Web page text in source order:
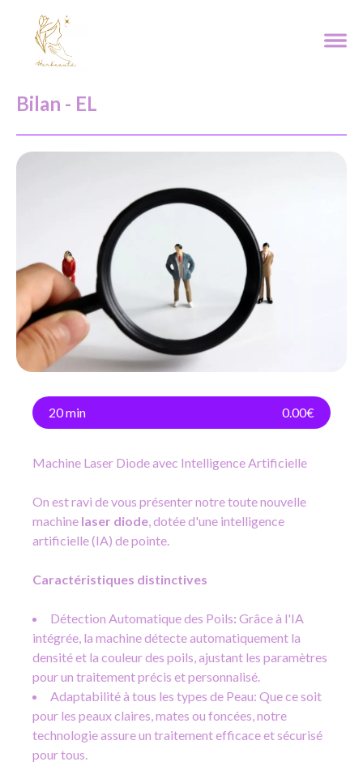
Bilan - EL
20 min 0.00€
Machine Laser Diode avec Intelligence Artificielle
On est ravi de vous présenter notre toute nouvelle
machine laser diode, dotée d'une intelligence
artificielle (IA) de pointe.
Caractéristiques distinctives
Détection Automatique des Poils: Grâce à l'IA
intégrée, la machine détecte automatiquement la
densité et la couleur des poils, ajustant les paramètres
pour un traitement précis et personnalisé.
Adaptabilité à tous les types de Peau: Que ce soit
pour les peaux claires, mates ou foncées, notre
technologie assure un traitement efficace et sécurisé
pour tous.